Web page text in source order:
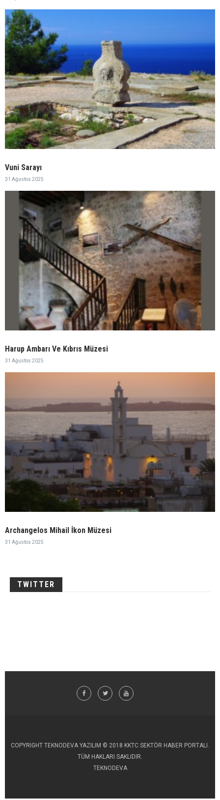
Vuni Sarayı
31 Ağustos 2025
Harup Ambarı Ve Kıbrıs Müzesi
31 Ağustos 2025
Archangelos Mihail İkon Müzesi
31 Ağustos 2025
TWITTER
COPYRIGHT TEKNODEVA YAZILIM © 2018 KKTC SEKTÖR HABER PORTALI.
TÜM HAKLARI SAKLIDIR.
TEKNODEVA